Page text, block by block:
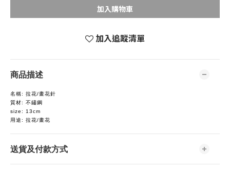
加入購物車
加入追蹤清單
商品描述
名稱: 拉花/畫花針
質材: 不鏽鋼
size: 13cm
用途: 拉花/畫花
送貨及付款方式